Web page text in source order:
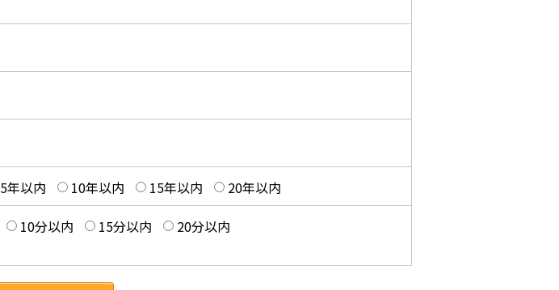
5年以内 10年以内 15年以内 20年以内
10分以内 15分以内
20分以内